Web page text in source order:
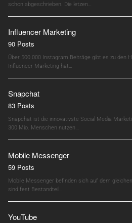
schon abgeschrieben. Die letzen…
Influencer Marketing
90 Posts
Über 500.000 Instagram Beiträge gibt es zu den
Influencer Marketing hat…
Snapchat
83 Posts
Snapchat ist die innovativste Social Media
300 Mio. Menschen nutzen…
Mobile Messenger
59 Posts
Mobile Messenger befinden sich auf dem
sind fest Bestandteil…
YouTube